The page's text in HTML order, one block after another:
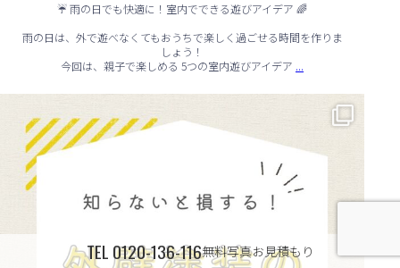
☔ 雨の日でも快適に！室内でできる遊びアイデア 🌈
雨の日は、外で遊べなくてもおうちで楽しく過ごせる時間を作りま
しょう！
今回は、親子で楽しめる 5つの室内遊びアイデア ...
...
TEL 0120-136-116無料写真お見積もり